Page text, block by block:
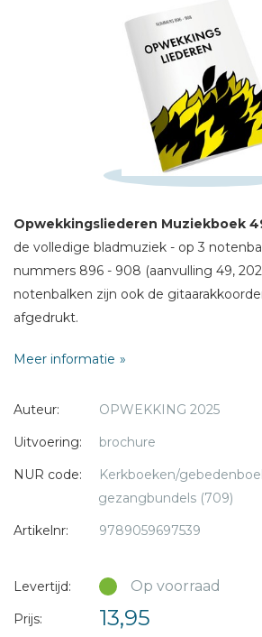
Opwekkingsliederen Muziekboek
de volledige bladmuziek - op 3
nummers 896 - 908 (aanvulling 49,
notenbalken zijn ook de
afgedrukt.
Meer informatie
Auteur:
OPWEKKING 2025
Uitvoering:
brochure
NUR code:
Kerkboeken/
gezangbundels (709)
Artikelnr:
9789059697539
Levertijd: Op voorraad
Prijs: 13,95
Schrijf hieronder je review!
Titel *
Bericht *